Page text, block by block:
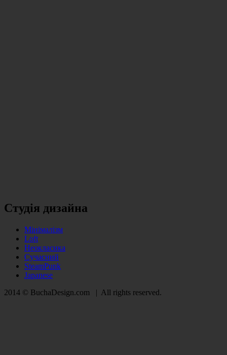
Студія дизайна
Мінімалізм
Loft
Неокласика
Сучасний
SteamPunk
Japanese
2014 © BuchaDesign.com | All rights reserved.